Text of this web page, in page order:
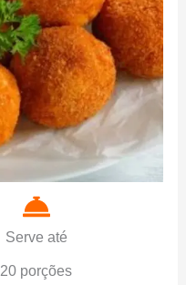
Serve até
20 porções